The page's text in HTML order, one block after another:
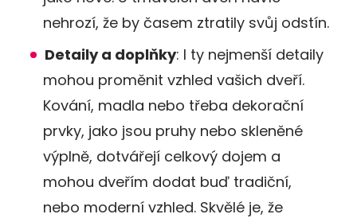
nehrozí, že by časem ztratily svůj odstín​.
Detaily a doplňky: I ty nejmenší detaily
mohou proměnit vzhled vašich dveří.
Kování, madla nebo třeba dekorační
prvky, jako jsou pruhy nebo skleněné
výplně, dotvářejí celkový dojem a
mohou dveřím dodat buď tradiční,
nebo moderní vzhled. Skvělé je, že